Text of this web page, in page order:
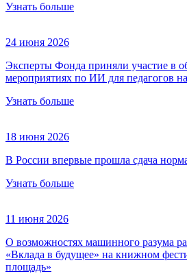
Узнать больше
24 июня 2026
Эксперты Фонда приняли участие в
мероприятиях по ИИ для педагогов
Узнать больше
18 июня 2026
В России впервые прошла сдача
Узнать больше
11 июня 2026
О возможностях машинного разума
«Вклада в будущее» на книжном
площадь»